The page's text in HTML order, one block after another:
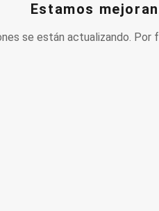
Estamos
se están actualizando. Por